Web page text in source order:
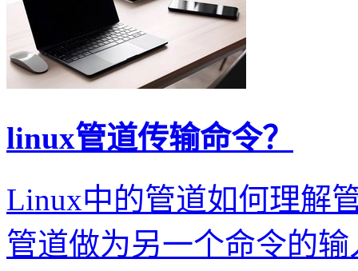
linux管道传输命令？
Linux中的管道如何理解
管道做为另一个命令的